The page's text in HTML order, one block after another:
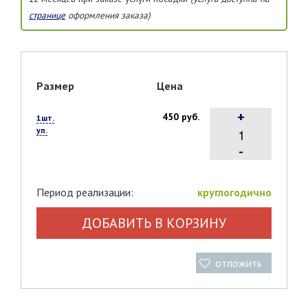
страницеоформления заказа)
Размер Цена
1шт.
уп.
450 руб.
-
+
Период реализации: круглогодично
ДОБАВИТЬ В КОРЗИНУ
отложить